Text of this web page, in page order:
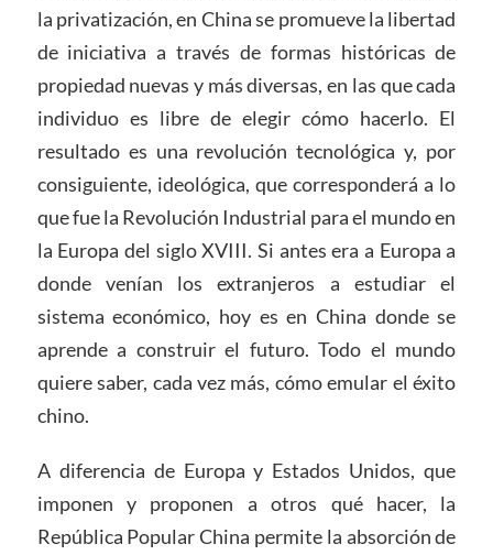
la privatización, en China se promueve la libertad
de iniciativa a través de formas históricas de
propiedad nuevas y más diversas, en las que cada
individuo es libre de elegir cómo hacerlo. El
resultado es una revolución tecnológica y, por
consiguiente, ideológica, que corresponderá a lo
que fue la Revolución Industrial para el mundo en
la Europa del siglo XVIII. Si antes era a Europa a
donde venían los extranjeros a estudiar el
sistema económico, hoy es en China donde se
aprende a construir el futuro. Todo el mundo
quiere saber, cada vez más, cómo emular el éxito
chino.
A diferencia de Europa y Estados Unidos, que
imponen y proponen a otros qué hacer, la
República Popular China permite la absorción de